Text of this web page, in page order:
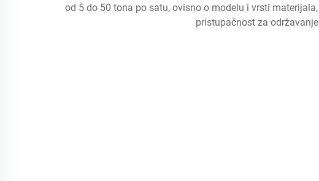
od 5 do 50 tona po satu, ovisno o modelu i vrsti
pristupačnost za